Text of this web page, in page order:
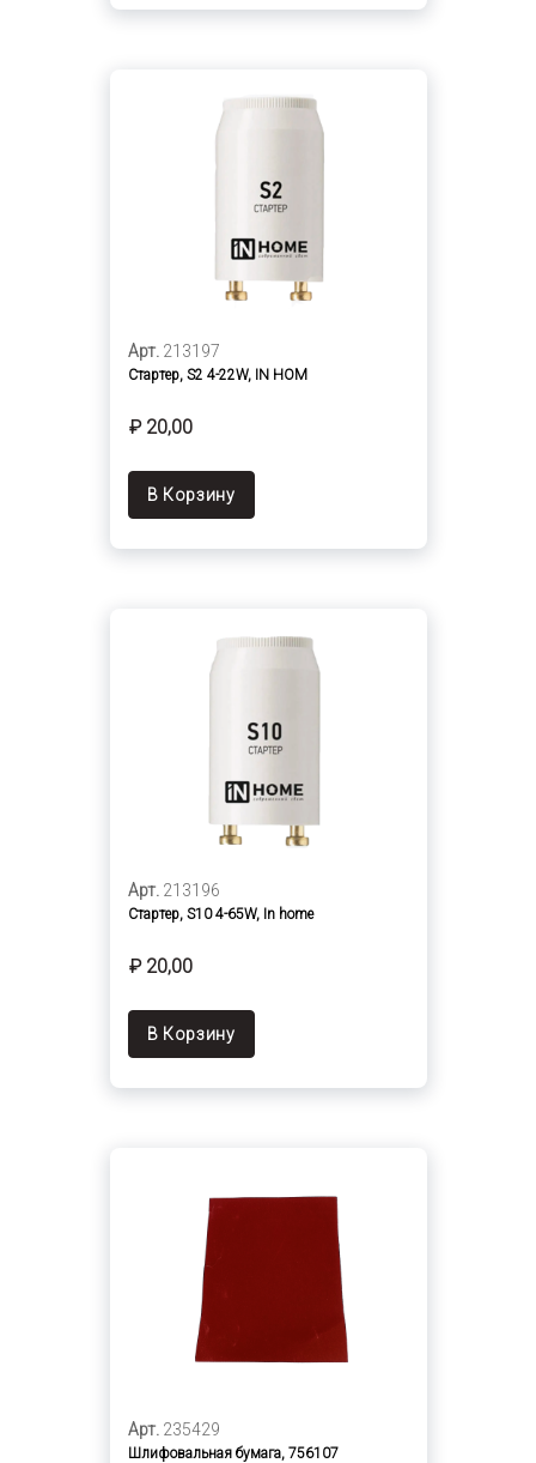
Арт. 213197
Стартер, S2 4-22W, IN HOM
₽ 20,00
В Корзину
Арт. 213196
Стартер, S10 4-65W, In home
₽ 20,00
В Корзину
Арт. 235429
Шлифовальная бумага, 756107